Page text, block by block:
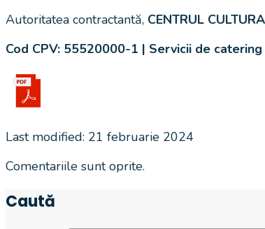
Autoritatea contractantă, CENTRUL
Cod CPV: 55520000-1 | Servicii de catering
Last modified: 21 februarie 2024
Comentariile sunt oprite.
Caută